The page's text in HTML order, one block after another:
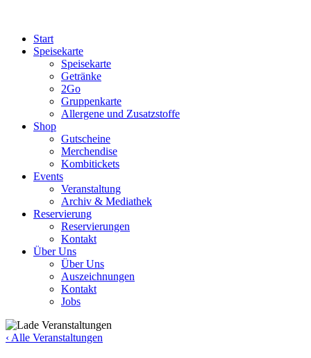
Start
Speisekarte
Speisekarte
Getränke
2Go
Gruppenkarte
Allergene und Zusatzstoffe
Shop
Gutscheine
Merchendise
Kombitickets
Events
Veranstaltung
Archiv & Mediathek
Reservierung
Reservierungen
Kontakt
Über Uns
Über Uns
Auszeichnungen
Kontakt
Jobs
‹ Alle Veranstaltungen